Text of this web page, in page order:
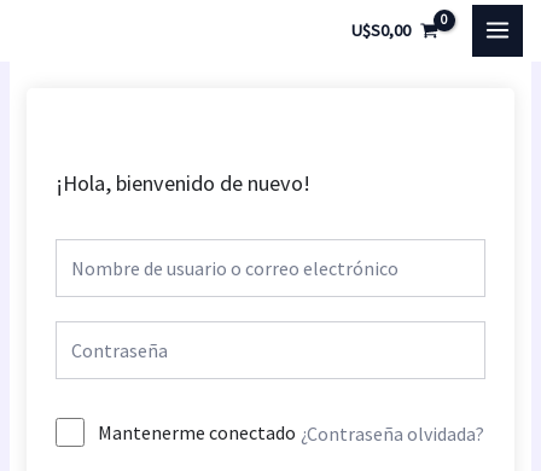
U$S0,00
¡Hola, bienvenido de nuevo!
Mantenerme conectado ¿Contraseña olvidada?